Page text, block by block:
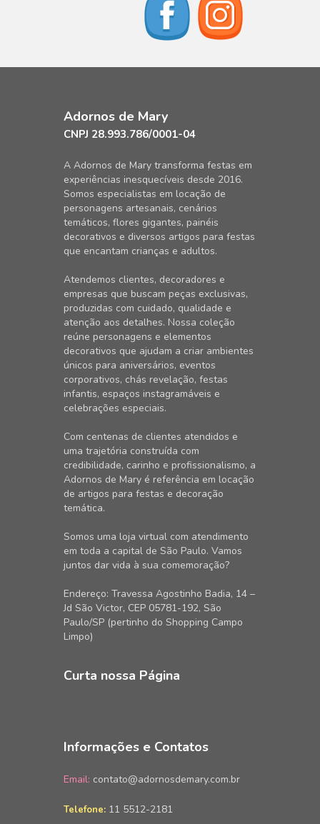
Adornos de Mary
CNPJ 28.993.786/0001-04
A Adornos de Mary transforma festas em
experiências inesquecíveis desde 2016.
Somos especialistas em locação de
personagens artesanais, cenários
temáticos, flores gigantes, painéis
decorativos e diversos artigos para festas
que encantam crianças e adultos.
Atendemos clientes, decoradores e
empresas que buscam peças exclusivas,
produzidas com cuidado, qualidade e
atenção aos detalhes. Nossa coleção
reúne personagens e elementos
decorativos que ajudam a criar ambientes
únicos para aniversários, eventos
corporativos, chás revelação, festas
infantis, espaços instagramáveis e
celebrações especiais.
Com centenas de clientes atendidos e
uma trajetória construída com
credibilidade, carinho e profissionalismo, a
Adornos de Mary é referência em locação
de artigos para festas e decoração
temática.
Somos uma loja virtual com atendimento
em toda a capital de São Paulo. Vamos
juntos dar vida à sua comemoração?
Endereço: Travessa Agostinho Badia, 14 –
Jd São Victor, CEP 05781-192, São
Paulo/SP (pertinho do Shopping Campo
Limpo)
Curta nossa Página
Informações e Contatos
Email: contato@adornosdemary.com.br
Telefone: 11 5512-2181